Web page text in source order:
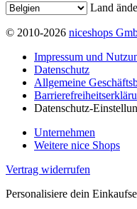
Land
© 2010-2026 niceshops
Impressum und
Datenschutz
Allgemeine
Datenschutz-
Unternehmen
Weitere nice Shops
Vertrag widerrufen
Personalisiere dein